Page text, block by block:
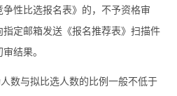
性比选报名表》的，不予资格审
定邮箱发送《报名推荐表》扫描件
结果。
数与拟比选人数的比例一般不低于